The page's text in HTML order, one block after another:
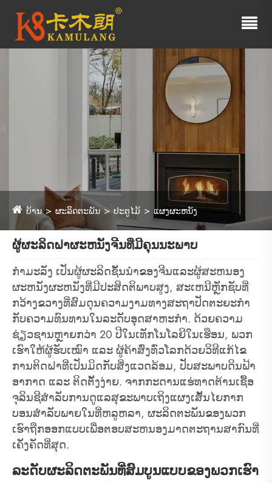
ບ້ານ ຜະລິດຕະພັນ ປະຕູໄມ້ ແຜງຜະຫນັງ
ຜູ້ຜະລິດຝາຜະຫນັງຈີນທີ່ມີຄຸນນະພາບ
ກຳມະລັງ ເປັນຜູ້ຜະລິດຊັ້ນນໍາຂອງຈີນແລະຜູ້ສະຫນອງ
ຜະຫນັງຜະຫນັງທີ່ມີປະສິດຕິພາບສູງ, ສະເຫນີຫຼັກຊັບທີ່
ກວ້າງຂວາງທີ່ສົມດຸນຄວາມງາມທາງສະຖາປັດຕະຍະກໍາ
ກັບຄວາມທົນທານໃນລະດັບອຸດສາຫະກໍາ. ດ້ວຍຄວາມ
ຊ່ຽວຊານຫຼາຍກວ່າ 20 ປີໃນເທັກໂນໂລຍີໃນເຮືອນ, ພວກ
ເຮົາໃຫ້ຜູ້ຮັບເໝົາ ແລະ ຜູ້ຄ້າສົ່ງທົ່ວໂລກດ້ວຍວິທີແກ້ໄຂ
ການຕິດຝາທີ່ເປັນມິດກັບສິ່ງແວດລ້ອມ, ປັບສະພາບດິນຟ້າ
ອາກາດ ແລະ ຕິດຕັ້ງງ່າຍ. ຈາກກະດານແຮ່ທາດຕ້ານເຊື້ອ
ຈຸລິນຊີສໍາລັບການດູແລສຸຂະພາບເຖິງແຜງເສັ້ນໄຍກາກ
ບອນສໍາລັບພາຍໃນທີ່ຫລູຫລາ, ຜະລິດຕະພັນຂອງພວກ
ເຮົາຖືກອອກແບບເພື່ອຕອບສະຫນອງມາດຕະຖານສາກົນທີ່
ເຄັ່ງຄັດທີ່ສຸດ.
ລະດັບຜະລິດຕະພັນທີ່ສົມບູນແບບຂອງພວກເຮົາ